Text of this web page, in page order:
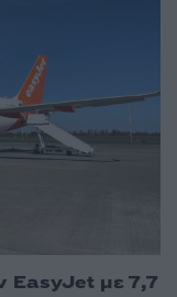
EasyJet με 7,7